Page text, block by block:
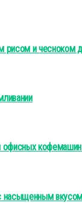
и чесноком
насыщенным